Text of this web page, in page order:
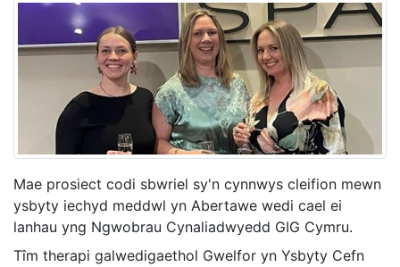
Mae prosiect codi sbwriel sy'n cynnwys cleifion mewn
ysbyty iechyd meddwl yn Abertawe wedi cael ei
lanhau yng Ngwobrau Cynaliadwyedd GIG Cymru.
Tîm therapi galwedigaethol Gwelfor yn Ysbyty Cefn